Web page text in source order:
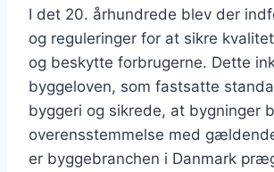
I det 20. århundrede blev der
og reguleringer for at sikre
og beskytte forbrugerne. Dette
byggeloven, som fastsatte
byggeri og sikrede, at bygninger
overensstemmelse med
er byggebranchen i Danmark